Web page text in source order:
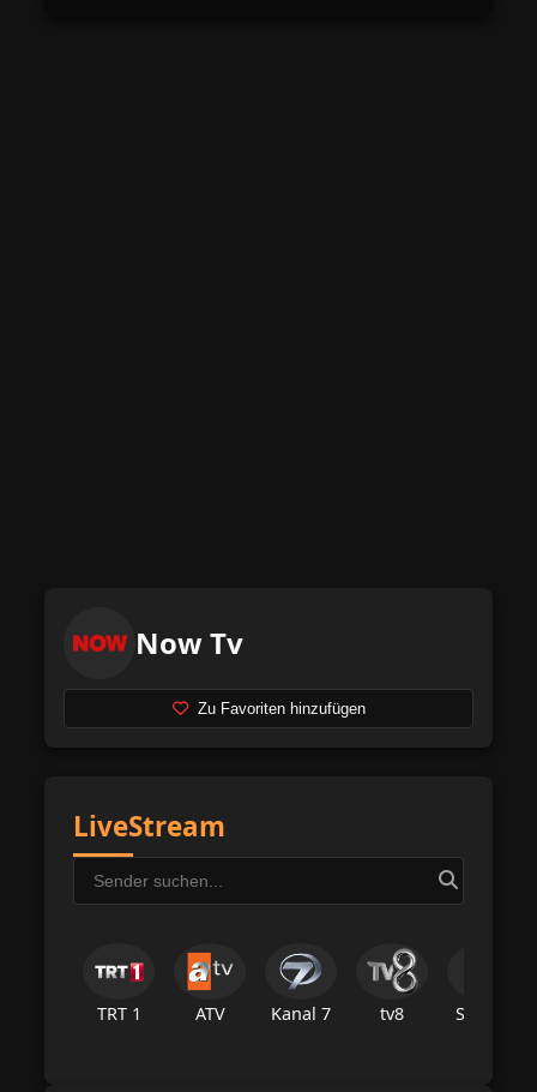
Now Tv
Zu Favoriten hinzufügen
LiveStream
TRT 1 ATV Kanal 7 tv8 Star Tv